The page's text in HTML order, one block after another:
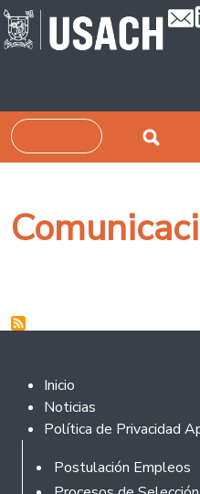
Passar para o conteúdo
Pesquisar
Footer 2
Inicio
Noticias
Política de Privacidad
Rodapé
Postulación Empleos